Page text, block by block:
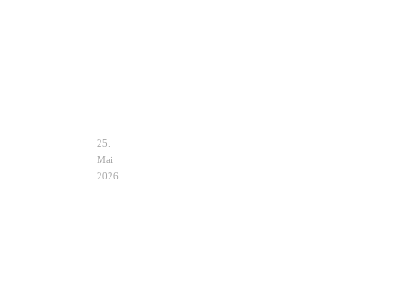
25.
Mai
2026